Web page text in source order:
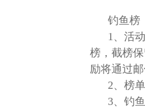
钓
1、活动
榜，截榜
励将通过
2、榜单
3、钓鱼